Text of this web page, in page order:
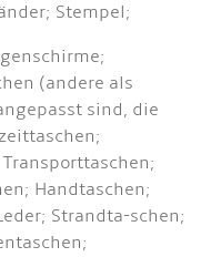
Stempel;
(andere als
sind, die
Handtaschen;
Strandta-schen;